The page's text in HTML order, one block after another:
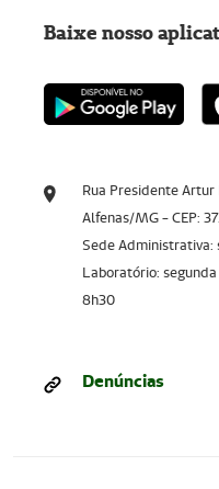
Rua Presidente
Alfenas/MG - CEP:
Sede Administrativa:
Laboratório:
8h30
Denúncias
Baixe nosso